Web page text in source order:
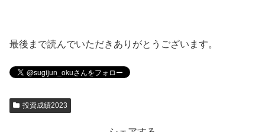
最後まで読んでいただきありがとうございます。
投資成績2023